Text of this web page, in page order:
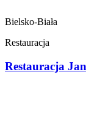
Bielsko-Biała
Restauracja
Restauracja